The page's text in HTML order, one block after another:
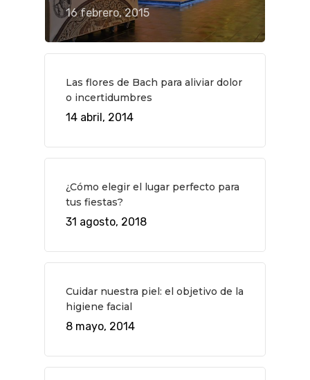
16 febrero, 2015
Las flores de Bach para aliviar dolor
o incertidumbres
14 abril, 2014
¿Cómo elegir el lugar perfecto para
tus fiestas?
31 agosto, 2018
Cuidar nuestra piel: el objetivo de la
higiene facial
8 mayo, 2014
Música
Gastro